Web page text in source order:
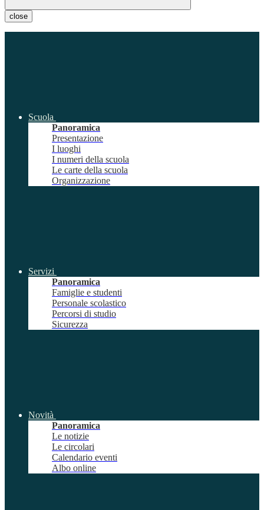
close
Scuola
Panoramica
Presentazione
I luoghi
I numeri della scuola
Le carte della scuola
Organizzazione
Servizi
Panoramica
Famiglie e studenti
Personale scolastico
Percorsi di studio
Sicurezza
Novità
Panoramica
Le notizie
Le circolari
Calendario eventi
Albo online